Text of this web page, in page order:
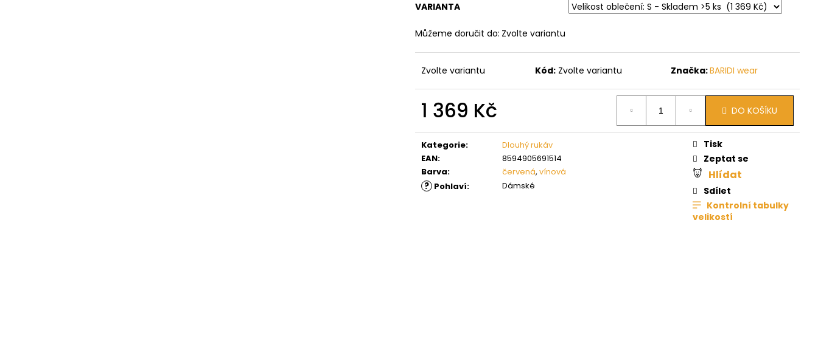
VARIANTA
Můžeme doručit do: Zvolte variantu
Zvolte variantu Kód: Zvolte variantu Značka:BARIDI wear
1 369 Kč DO KOŠÍKU
Kategorie:
Dlouhý rukáv
EAN:
8594905691514
Barva: červená, vínová
? Pohlaví: Dámské
Tisk
Zeptat se
Hlídat
Sdílet
Kontrolní tabulky
velikostí